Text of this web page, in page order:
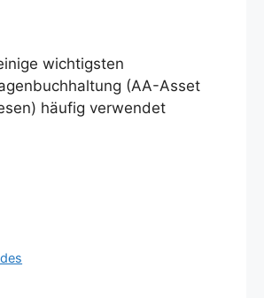
wichtigsten
(AA-Asset
häufig verwendet